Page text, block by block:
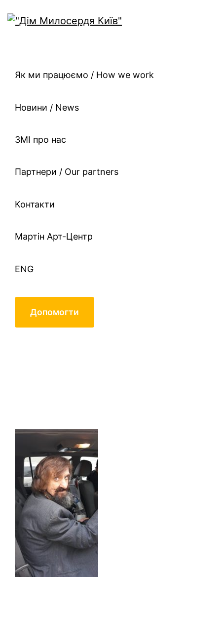
Як ми працюємо / How we work
Новини / News
ЗМІ про нас
Партнери / Our partners
Контакти
Mартін Арт-Центр
ENG
Допомогти